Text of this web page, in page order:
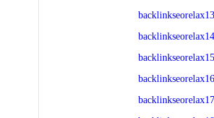
backlinkseorelax13
backlinkseorelax14
backlinkseorelax15
backlinkseorelax16
backlinkseorelax17